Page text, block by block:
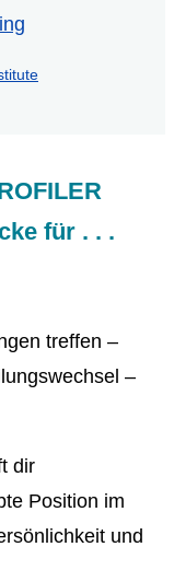
für . . .
treffen –
–
dir
Position im
und